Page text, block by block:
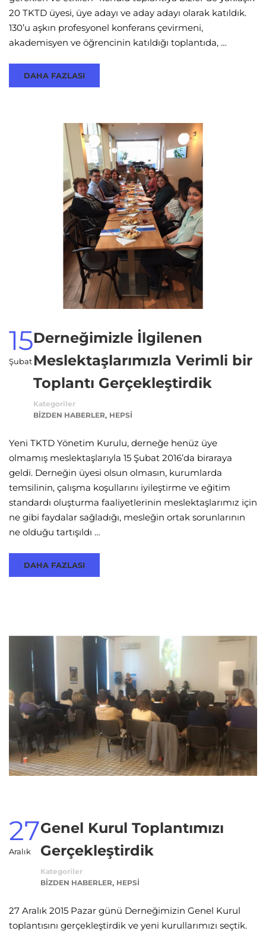
20 TKTD üyesi, üye adayı ve aday adayı olarak katıldık.
130’u aşkın profesyonel konferans çevirmeni,
akademisyen ve öğrencinin katıldığı toplantıda, …
DAHA FAZLASI
15
Şubat
Derneğimizle İlgilenen
Meslektaşlarımızla Verimli bir
Toplantı Gerçekleştirdik
Kategoriler
BIZDEN HABERLER, HEPSI
Yeni TKTD Yönetim Kurulu, derneğe henüz üye
olmamış meslektaşlarıyla 15 Şubat 2016’da biraraya
geldi. Derneğin üyesi olsun olmasın, kurumlarda
temsilinin, çalışma koşullarını iyileştirme ve eğitim
standardı oluşturma faaliyetlerinin meslektaşlarımız için
ne gibi faydalar sağladığı, mesleğin ortak sorunlarının
ne olduğu tartışıldı …
DAHA FAZLASI
27
Aralık
Genel Kurul Toplantımızı
Gerçekleştirdik
Kategoriler
BIZDEN HABERLER, HEPSI
27 Aralık 2015 Pazar günü Derneğimizin Genel Kurul
toplantısını gerçekleştirdik ve yeni kurullarımızı seçtik.